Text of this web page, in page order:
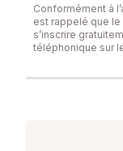
Conformément à
est rappelé que
s’inscrire
téléphonique sur